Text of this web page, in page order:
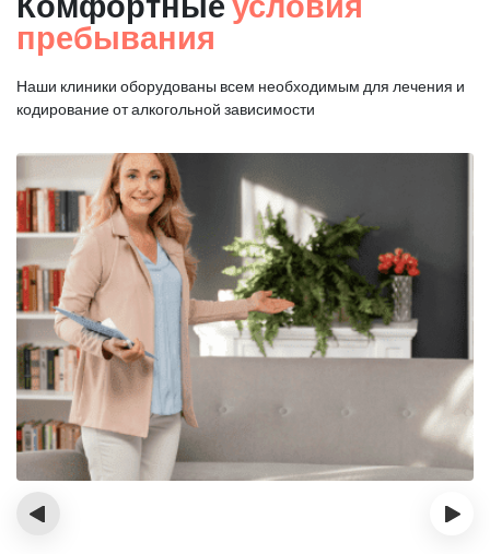
пребывания
Наши клиники оборудованы всем необходимым для лечения и
кодирование от алкогольной зависимости
‹ ›